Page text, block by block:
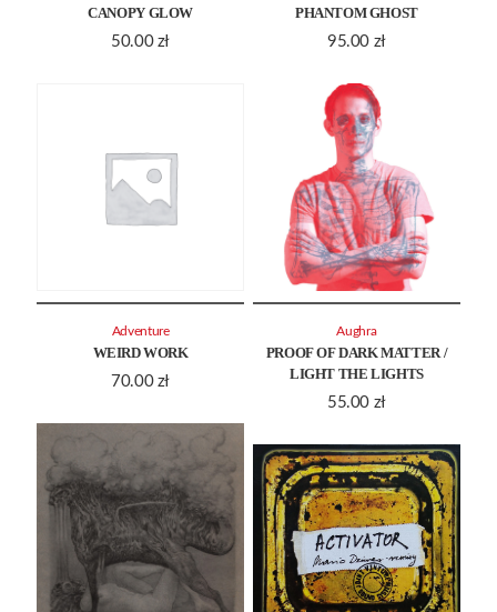
CANOPY GLOW
50.00 zł
PHANTOM GHOST
95.00 zł
WEIRD WORK
70.00 zł
Adventure
PROOF OF DARK MATTER /
LIGHT THE LIGHTS
55.00 zł
Aughra